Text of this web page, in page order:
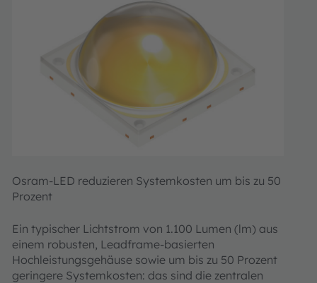
Osram-LED reduzieren Systemkosten um bis zu 50
Prozent
Ein typischer Lichtstrom von 1.100 Lumen (lm) aus
einem robusten, Leadframe-basierten
Hochleistungsgehäuse sowie um bis zu 50 Prozent
geringere Systemkosten: das sind die zentralen